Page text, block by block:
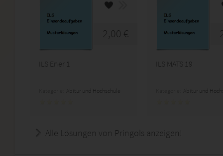
2,00 €
ILS Ener 1
Abitur und Hochschule
ILS MATS 19
Abitur und
Alle Lösungen von Pringols anzeigen!